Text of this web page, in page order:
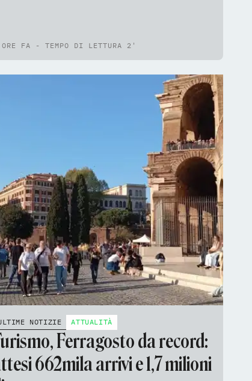
FA - TEMPO DI LETTURA 2'
NOTIZIE ATTUALITÀ
Ferragosto da record:
662mila arrivi e 1,7 milioni